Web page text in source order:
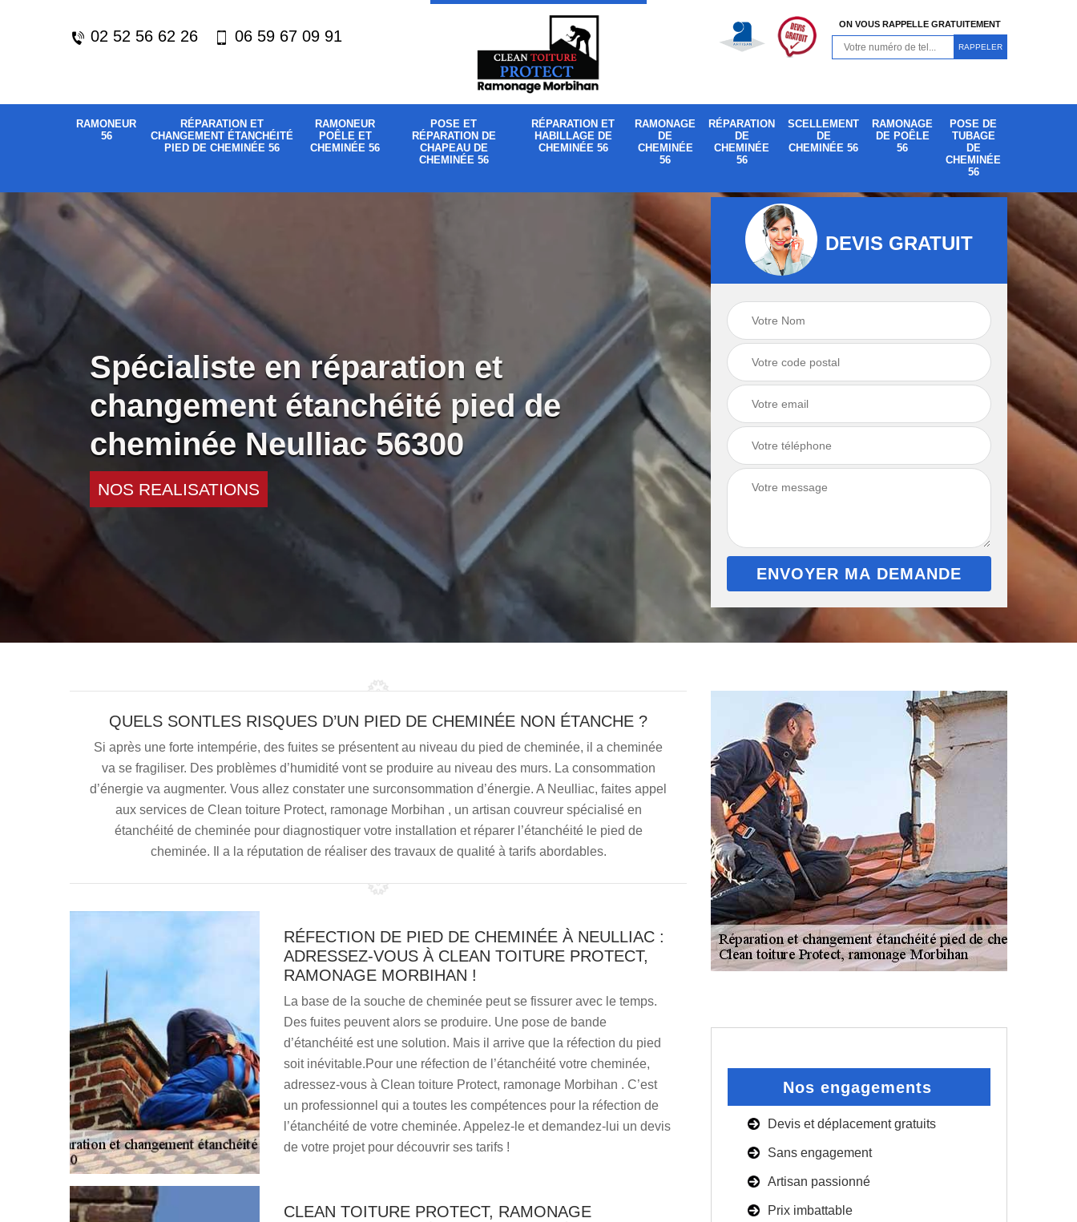
02 52 56 62 26 06 59 67 09 91
ON VOUS RAPPELLE GRATUITEMENT
RAMONEUR
56
RÉPARATION ET
CHANGEMENT ÉTANCHÉITÉ
PIED DE CHEMINÉE 56
RAMONEUR
POÊLE ET
CHEMINÉE 56
POSE ET
RÉPARATION DE
CHAPEAU DE
CHEMINÉE 56
RÉPARATION ET
HABILLAGE DE
CHEMINÉE 56
RAMONAGE
DE
CHEMINÉE
56
RÉPARATION
DE
CHEMINÉE
56
SCELLEMENT
DE
CHEMINÉE 56
RAMONAGE
DE POÊLE
56
POSE DE
TUBAGE
DE
CHEMINÉE
56
Spécialiste en réparation et
changement étanchéité pied de
cheminée Neulliac 56300
NOS REALISATIONS
DEVIS GRATUIT
QUELS SONTLES RISQUES D’UN PIED DE CHEMINÉE NON ÉTANCHE ?
Si après une forte intempérie, des fuites se présentent au niveau du pied de cheminée, il a cheminée
va se fragiliser. Des problèmes d’humidité vont se produire au niveau des murs. La consommation
d’énergie va augmenter. Vous allez constater une surconsommation d’énergie. A Neulliac, faites appel
aux services de Clean toiture Protect, ramonage Morbihan , un artisan couvreur spécialisé en
étanchéité de cheminée pour diagnostiquer votre installation et réparer l’étanchéité le pied de
cheminée. Il a la réputation de réaliser des travaux de qualité à tarifs abordables.
RÉFECTION DE PIED DE CHEMINÉE À NEULLIAC :
ADRESSEZ-VOUS À CLEAN TOITURE PROTECT,
RAMONAGE MORBIHAN !
La base de la souche de cheminée peut se fissurer avec le temps.
Des fuites peuvent alors se produire. Une pose de bande
d’étanchéité est une solution. Mais il arrive que la réfection du pied
soit inévitable.Pour une réfection de l’étanchéité votre cheminée,
adressez-vous à Clean toiture Protect, ramonage Morbihan . C’est
un professionnel qui a toutes les compétences pour la réfection de
l’étanchéité de votre cheminée. Appelez-le et demandez-lui un devis
de votre projet pour découvrir ses tarifs !
CLEAN TOITURE PROTECT, RAMONAGE
Nos engagements
Devis et déplacement gratuits
Sans engagement
Artisan passionné
Prix imbattable